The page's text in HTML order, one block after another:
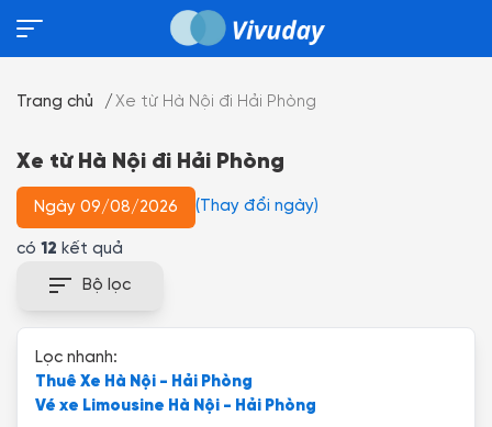
Trang chủ Xe từ Hà Nội đi Hải Phòng
Xe từ Hà Nội đi Hải Phòng
Ngày 09/08/2026 (Thay đổi ngày)
có 12 kết quả
Bộ lọc
Lọc nhanh:
Thuê Xe Hà Nội - Hải Phòng
Vé xe Limousine Hà Nội - Hải Phòng